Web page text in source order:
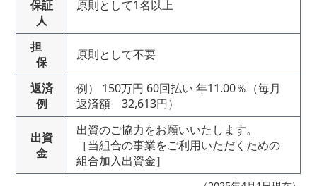
保証
人
原則として1名以上
担
保
原則として不要
返済
例
例） 150万円 60回払い 年11.00％（毎月
返済額 32,613円）
出資
金
出資のご協力をお願いいたします。
［当組合の事業をご利用いただくための
組合加入出資金］